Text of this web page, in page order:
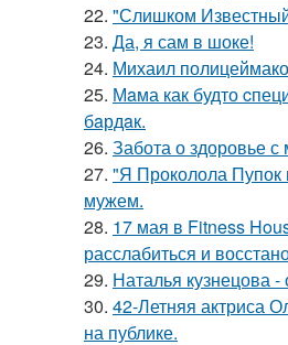
22. "Слишком
23. Да, я сам в шоке!
24. Михаил
25. Мaма как будто
бaрдaк.
26. Забота о здоровье с
27. "Я Проколола Пупок
мужем.
28. 17 мая в Fitness
расслабиться и
29. Наталья кузнецова
30. 42-Летняя актриса
на публике.